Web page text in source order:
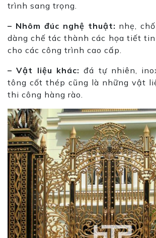
trình sang trọng.
– Nhôm đúc nghệ thuật: nhẹ,
dàng chế tác thành các họa tiết
cho các công trình cao cấp.
– Vật liệu khác: đá tự nhiên,
tông cốt thép cũng là những vật
thi công hàng rào.